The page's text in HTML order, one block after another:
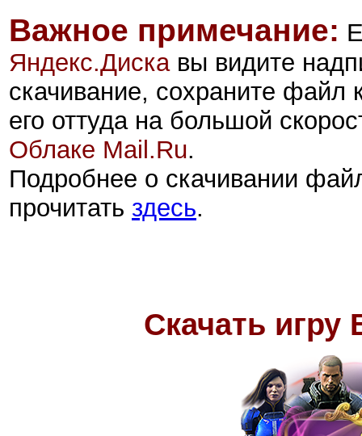
Важное примечание:
Яндекс.Дискавы видите
скачивание, сохраните файл
его оттуда на большой
Облаке Mail.Ru.
Подробнее о скачивании
прочитать здесь.
Скачать игру